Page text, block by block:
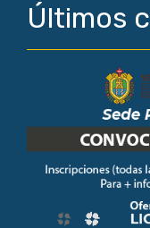
Últimos